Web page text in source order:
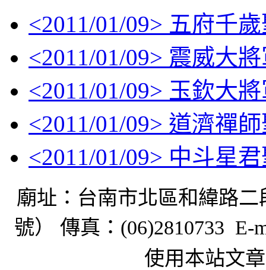
<2011/01/09> 五府千
<2011/01/09> 震威大
<2011/01/09> 玉欽大
<2011/01/09> 道濟禪
<2011/01/09> 中斗星
廟址：台南市北區和緯路二
號） 傳真： (06)2810733 E-
使用本站文